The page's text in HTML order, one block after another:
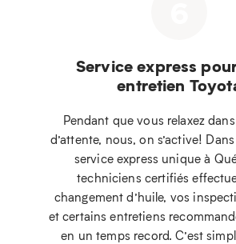
Service express
entretien
Pendant que vous relaxez
d’attente, nous, on s’active!
service express unique à
techniciens certifiés
changement d’huile, vos
et certains entretiens
en un temps record. C’est